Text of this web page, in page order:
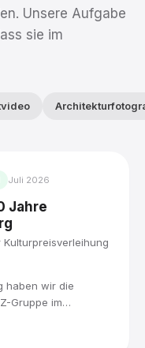
Unsere Aufgabe
sie im
Juli 2026
Jahre
Kulturpreisverleihung
haben wir die
Gruppe im
die